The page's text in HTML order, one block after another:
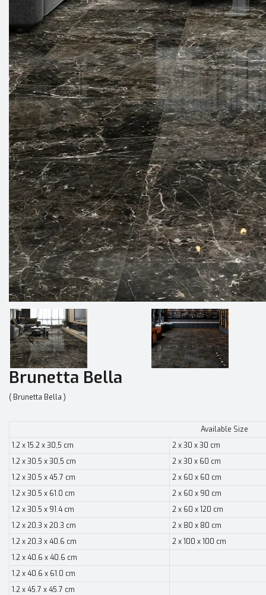
Brunetta Bella
( Brunetta Bella )
Available Size
1.2 x 15.2 x 30,5 cm
2 x 30 x 30 cm
1.2 x 30.5 x 30,5 cm
2 x 30 x 60 cm
1.2 x 30.5 x 45.7 cm
2 x 60 x 60 cm
1.2 x 30.5 x 61.0 cm
2 x 60 x 90 cm
1.2 x 30.5 x 91.4 cm
2 x 60 x 120 cm
1.2 x 20.3 x 20.3 cm
2 x 80 x 80 cm
1.2 x 20.3 x 40.6 cm
2 x 100 x 100 cm
1.2 x 40.6 x 40.6 cm
1.2 x 40.6 x 61.0 cm
1.2 x 45.7 x 45.7 cm